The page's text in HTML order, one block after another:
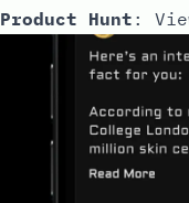
Product Hunt :